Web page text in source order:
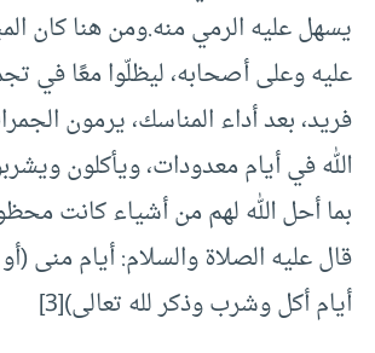
يسهل عليه الرمي منه.ومن هنا كان
عليه وعلى أصحابه، ليظلّوا معًا في
فريد، بعد أداء المناسك، يرمون
الله في أيام معدودات، ويأكلون
بما أحل الله لهم من أشياء كانت
قال عليه الصلاة والسلام: أيام منى
أيام أكل وشرب وذكر لله تعالى)[3]